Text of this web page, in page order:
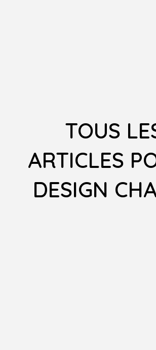
TOUS
ARTICLES
DESIGN